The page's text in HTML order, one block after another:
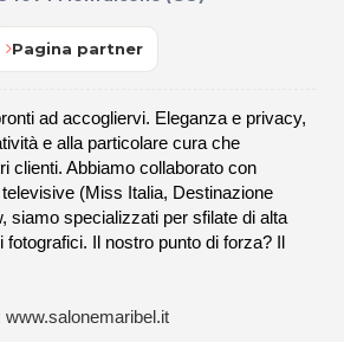
Pagina partner
ad accogliervi. Eleganza e privacy,
e alla particolare cura che
clienti. Abbiamo collaborato con
(Miss Italia, Destinazione
siamo specializzati per sfilate di alta
Il nostro punto di forza? Il
www.salonemaribel.it